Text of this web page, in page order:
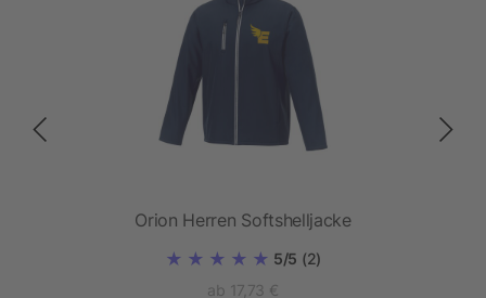
Orion Herren Softshelljacke
5/5 (2)
ab 17,73 €